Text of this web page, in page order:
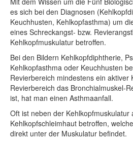
es sich bei den Diagnosen
Keuchhusten, Kehlkopfasthma) um
eines Schreckangst- bzw.
Kehlkopfmuskulatur betroffen.
Bei den Bildern Kehlkopfdiphtherie,
Kehlkopfasthma oder Keuchhusten
Revierbereich mindestens ein aktiver
Revierbereich das Bronchialmuskel-
ist, hat man einen Asthmaanfall.
Oft ist neben der Kehlkopfmuskulatur
Kehlkopfschleimhaut betroffen,
direkt unter der Muskulatur befindet.